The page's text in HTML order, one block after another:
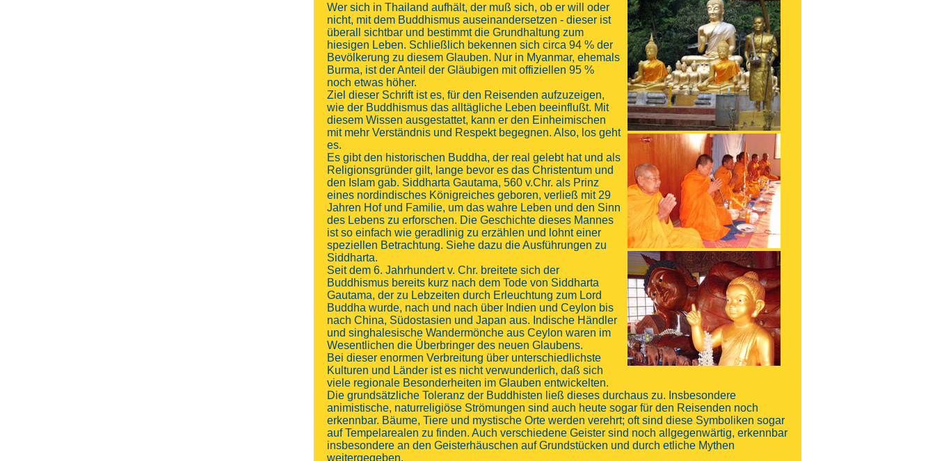
Wer sich in Thailand aufhält, der muß sich, ob er will oder
nicht, mit dem Buddhismus auseinandersetzen - dieser ist
überall sichtbar und bestimmt die Grundhaltung zum
hiesigen Leben. Schließlich bekennen sich circa 94 % der
Bevölkerung zu diesem Glauben. Nur in Myanmar, ehemals
Burma, ist der Anteil der Gläubigen mit offiziellen 95 %
noch etwas höher.
Ziel dieser Schrift ist es, für den Reisenden aufzuzeigen,
wie der Buddhismus das alltägliche Leben beeinflußt. Mit
diesem Wissen ausgestattet, kann er den Einheimischen
mit mehr Verständnis und Respekt begegnen. Also, los geht
es.
Es gibt den historischen Buddha, der real gelebt hat und als
Religionsgründer gilt, lange bevor es das Christentum und
den Islam gab. Siddharta Gautama, 560 v.Chr. als Prinz
eines nordindisches Königreiches geboren, verließ mit 29
Jahren Hof und Familie, um das wahre Leben und den Sinn
des Lebens zu erforschen. Die Geschichte dieses Mannes
ist so einfach wie geradlinig zu erzählen und lohnt einer
speziellen Betrachtung. Siehe dazu die Ausführungen zu
Siddharta.
Seit dem 6. Jahrhundert v. Chr. breitete sich der
Buddhismus bereits kurz nach dem Tode von Siddharta
Gautama, der zu Lebzeiten durch Erleuchtung zum Lord
Buddha wurde, nach und nach über Indien und Ceylon bis
nach China, Südostasien und Japan aus. Indische Händler
und singhalesische Wandermönche aus Ceylon waren im
Wesentlichen die Überbringer des neuen Glaubens.
Bei dieser enormen Verbreitung über unterschiedlichste
Kulturen und Länder ist es nicht verwunderlich, daß sich
viele regionale Besonderheiten im Glauben entwickelten.
Die grundsätzliche Toleranz der Buddhisten ließ dieses durchaus zu. Insbesondere
animistische, naturreligiöse Strömungen sind auch heute sogar für den Reisenden noch
erkennbar. Bäume, Tiere und mystische Orte werden verehrt; oft sind diese Symboliken sogar
auf Tempelarealen zu finden. Auch verschiedene Geister sind noch allgegenwärtig, erkennbar
insbesondere an den Geisterhäuschen auf Grundstücken und durch etliche Mythen
weitergegeben.